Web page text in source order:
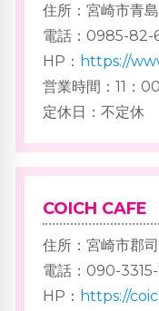
住所：宮崎市青
電話：0985-82-
HP： https://
営業時間：11：
定休日：不定休
COICH CAFE
住所：宮崎市郡
電話：090-
HP： https://